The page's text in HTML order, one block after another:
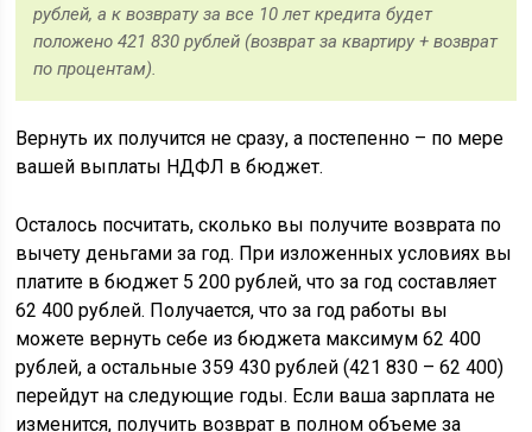
рублей, а к возврату за все 10 лет кредита будет
положено 421 830 рублей (возврат за квартиру + возврат
по процентам).
Вернуть их получится не сразу, а постепенно – по мере
вашей выплаты НДФЛ в бюджет.
Осталось посчитать, сколько вы получите возврата по
вычету деньгами за год. При изложенных условиях вы
платите в бюджет 5 200 рублей, что за год составляет
62 400 рублей. Получается, что за год работы вы
можете вернуть себе из бюджета максимум 62 400
рублей, а остальные 359 430 рублей (421 830 – 62 400)
перейдут на следующие годы. Если ваша зарплата не
изменится, получить возврат в полном объеме за